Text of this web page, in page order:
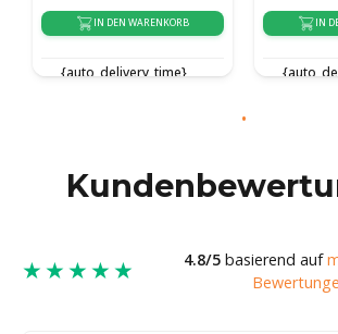
IN DEN WARENKORB
{auto_delivery_time}
IN
★★★★★ 4.8/5basierend auf